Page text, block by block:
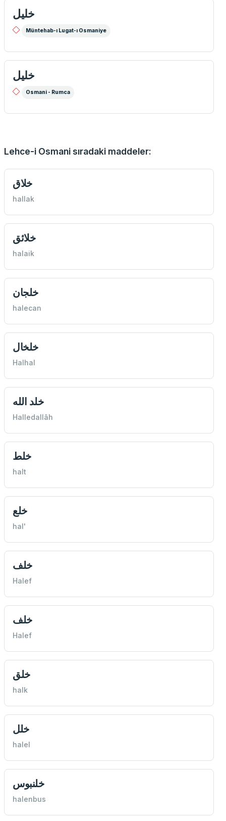
خليل
Müntehab-ı Lugat-ı Osmaniye
خليل
Osmani - Rumca
Lehce-i Osmani sıradaki maddeler:
خلاق
hallak
خلائق
halaik
خلجان
halecan
خلخال
Halhal
خلد الله
Halledallâh
خلط
halt
خلع
hal'
خلف
Halef
خلف
Halef
خلق
halk
خلل
halel
خلنبوس
halenbus